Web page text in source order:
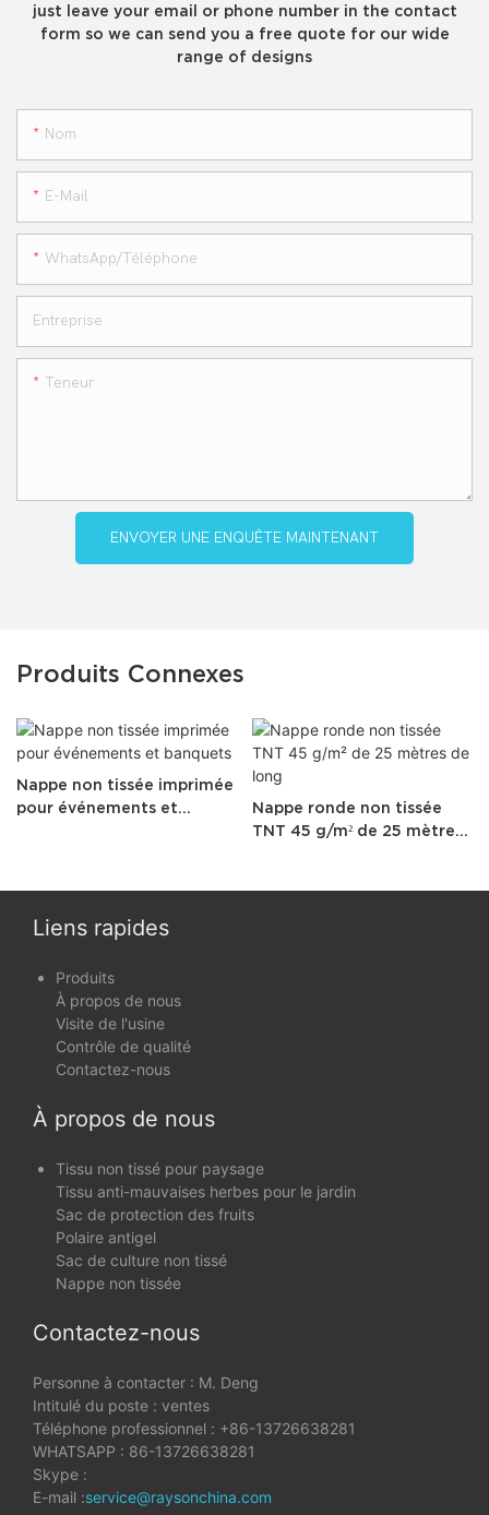
just leave your email or phone number in the contact
form so we can send you a free quote for our wide
range of designs
Nom
E-Mail
WhatsApp/téléphone
Entreprise
Teneur
ENVOYER UNE ENQUÊTE MAINTENANT
Produits Connexes
Nappe non tissée imprimée
pour événements et
Nappe ronde non tissée
TNT 45 g/m² de 25 mètres
Liens rapides
Produits
À propos de nous
Visite de l'usine
Contrôle de qualité
Contactez-nous
À propos de nous
Tissu non tissé pour paysage
Tissu anti-mauvaises herbes pour le jardin
Sac de protection des fruits
Polaire antigel
Sac de culture non tissé
Nappe non tissée
Contactez-nous
Personne à contacter : M. Deng
Intitulé du poste : ventes
Téléphone professionnel : +86-13726638281
WHATSAPP : 86-13726638281
Skype :
E-mail :service@raysonchina.com